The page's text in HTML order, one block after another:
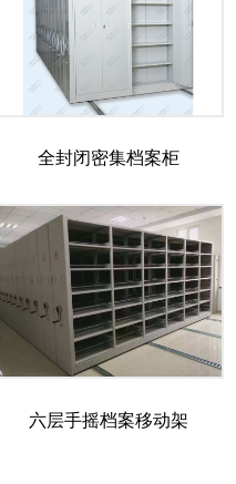
全封闭密集档案柜
六层手摇档案移动架